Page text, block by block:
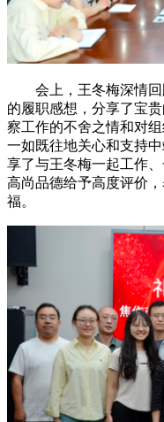
会上，王冬梅深情
的履职感想，分享了宝
察工作的不舍之情和对
一如既往地关心和支持
享了与王冬梅一起工作
高尚品德给予高度评价
福。